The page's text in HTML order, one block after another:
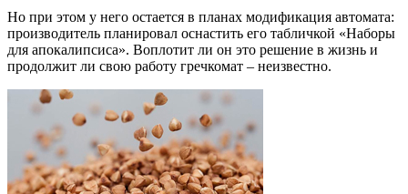
Но при этом у него остается в планах модификация автомата:
производитель планировал оснастить его табличкой «Наборы
для апокалипсиса». Воплотит ли он это решение в жизнь и
продолжит ли свою работу гречкомат – неизвестно.